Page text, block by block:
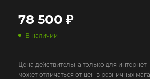
78 500 ₽
В наличии
Цена действительна только для
может отличаться от цен в розничных